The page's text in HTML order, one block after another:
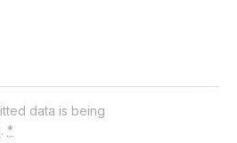
data is being
. *